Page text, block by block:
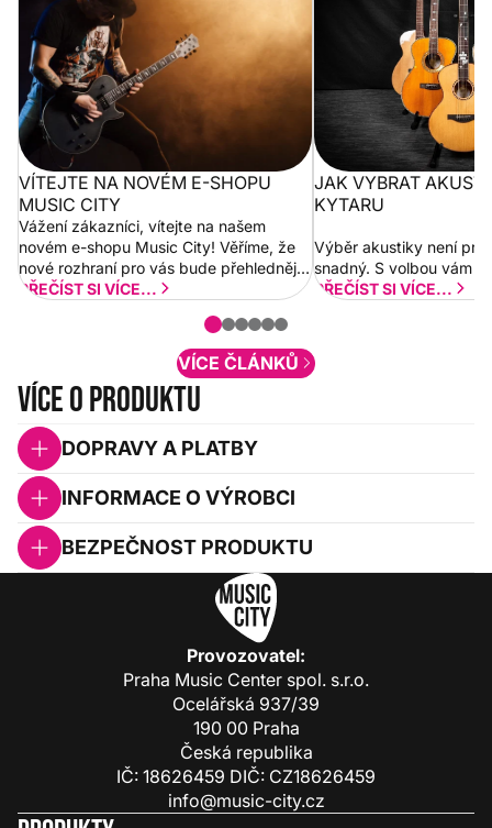
VÍTEJTE NA NOVÉM E-SHOPU
MUSIC CITY
Vážení zákazníci, vítejte na našem
novém e-shopu Music City! Věříme, že
nové rozhraní pro vás bude přehlednější
a rychlejší. Postupně budeme přidávat
PŘEČÍST SI VÍCE...
JAK VYBRAT
KYTARU
Výběr akustiky není pro
snadný. S volbou vám
PŘEČÍST SI VÍCE...
VÍCE ČLÁNKŮ
Více o produktu
DOPRAVY A PLATBY
INFORMACE O VÝROBCI
BEZPEČNOST PRODUKTU
Provozovatel:
Praha Music Center spol. s.r.o.
Ocelářská 937/39
190 00 Praha
Česká republika
IČ: 18626459 DIČ: CZ18626459
info@music-city.cz